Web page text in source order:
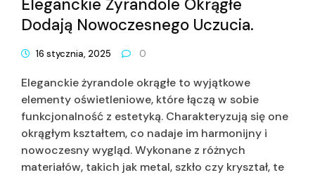
Eleganckie Żyrandole Okrągłe
Dodają Nowoczesnego Uczucia.
16 stycznia, 2025 0
Eleganckie żyrandole okrągłe to wyjątkowe
elementy oświetleniowe, które łączą w sobie
funkcjonalność z estetyką. Charakteryzują się one
okrągłym kształtem, co nadaje im harmonijny i
nowoczesny wygląd. Wykonane z różnych
materiałów, takich jak metal, szkło czy kryształ, te